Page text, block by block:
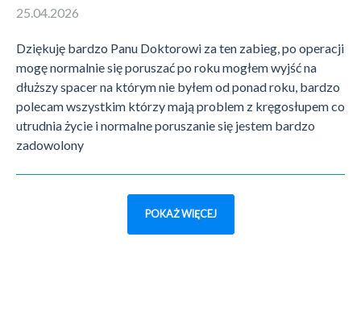
25.04.2026
Dziękuję bardzo Panu Doktorowi za ten zabieg, po operacji
mogę normalnie się poruszać po roku mogłem wyjść na
dłuższy spacer na którym nie byłem od ponad roku, bardzo
polecam wszystkim którzy mają problem z kręgosłupem co
utrudnia życie i normalne poruszanie się jestem bardzo
zadowolony
POKAŻ WIĘCEJ